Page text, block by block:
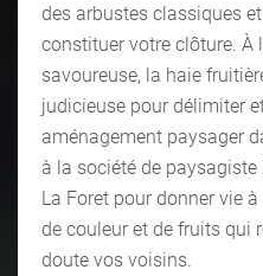
des arbustes classiques
constituer votre clôture. À
savoureuse, la haie
judicieuse pour délimiter
aménagement paysager
à la société de paysagiste
La Foret pour donner vie
de couleur et de fruits qui
doute vos voisins.